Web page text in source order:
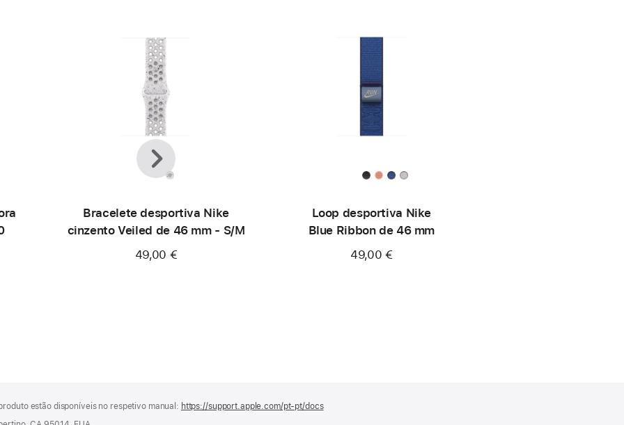
Bracelete desportiva Nike
cinzento Veiled de 46 mm - S/M
49,00 €
Loop desportiva Nike
Blue Ribbon de 46 mm
49,00 €
Anterior
Seguinte
estão disponíveis no respetivo manual: https://support.apple.com/pt-pt/docs(abre